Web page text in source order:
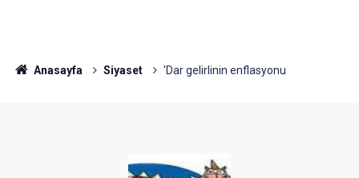
Anasayfa Siyaset 'Dar gelirlinin enflasyonu